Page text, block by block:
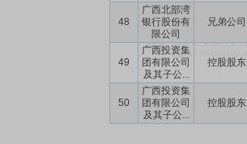
48
广西北部湾
银行股份有
限公司
兄弟公司
49
广西投资集
团有限公司
及其子公...
控股股东
50
广西投资集
团有限公司
及其子公...
控股股东